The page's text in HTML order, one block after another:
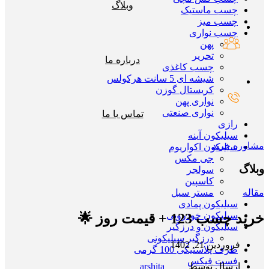
چسب ماستیک
چسب میز
چسب نواری
پهن
تحریر
چسب کاغذی
شیشه ای 5 سانت هرکولس
کریستال گوزن
نواری پهن
نواری صنعتی
رازی
سیلیکون آینه
سیلیکون اکواریوم
جی مکس
سولجر
کاسپین
مستر سیل
سیلیکون پمادی
سیلیکون خودرویی
سیلیکون و درزگیر
درزگیر سیلیکونی
ظرف پلاستیکی 100 گرمی
فست فیکس
وبلاگ
درباره ما
تماس با ما
مشاوره خرید
وبلاگ
مقاله
خرید چسب 123 + قیمت روز 🌟
فروردین 21, 1402
ارسال توسط arshita